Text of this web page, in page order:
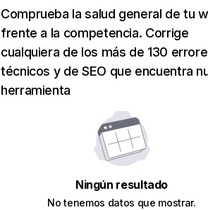
Comprueba la salud general de tu
frente a la competencia. Corrige
cualquiera de los más de 130
técnicos y de SEO que encuentra
herramienta
Ningún resultado
No tenemos datos que mostrar.